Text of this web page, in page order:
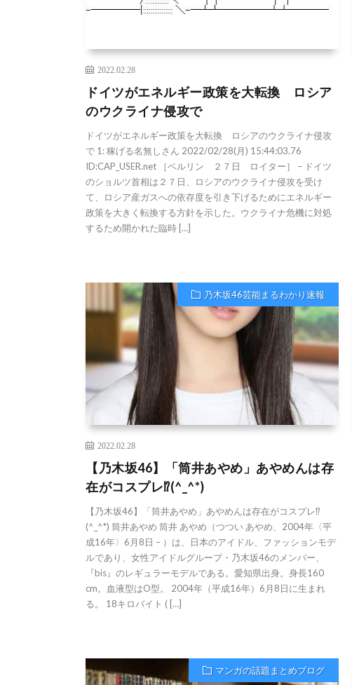
2022.02.28
ドイツがエネルギー政策を大転換 ロシア
のウクライナ侵攻で
ドイツがエネルギー政策を大転換 ロシアのウクライナ侵攻
で 1: 稼げる名無しさん 2022/02/28(月) 15:44:03.76
ID:CAP_USER.net ［ベルリン ２７日 ロイター］ – ドイツ
のショルツ首相は２７日、ロシアのウクライナ侵攻を受け
て、ロシア産ガスへの依存度を引き下げるためにエネルギー
政策を大きく転換する方針を示した。ウクライナ危機に対処
するため開かれた臨時 […]
乃木坂46芸能まるわかり速報
2022.02.28
【乃木坂46】「筒井あやめ」あやめんは存
在がコスプレ⁉︎(^_^*)
【乃木坂46】「筒井あやめ」あやめんは存在がコスプレ⁉︎
(^_^*) 筒井あやめ 筒井 あやめ（つつい あやめ、2004年〈平
成16年〉6月8日 – ）は、日本のアイドル、ファッションモデ
ルであり、女性アイドルグループ・乃木坂46のメンバー、
『bis』のレギュラーモデルである。愛知県出身。身長160
cm。血液型はO型。 2004年（平成16年）6月8日に生まれ
る。 18キロバイト ( […]
マンガの話題まとめブログ